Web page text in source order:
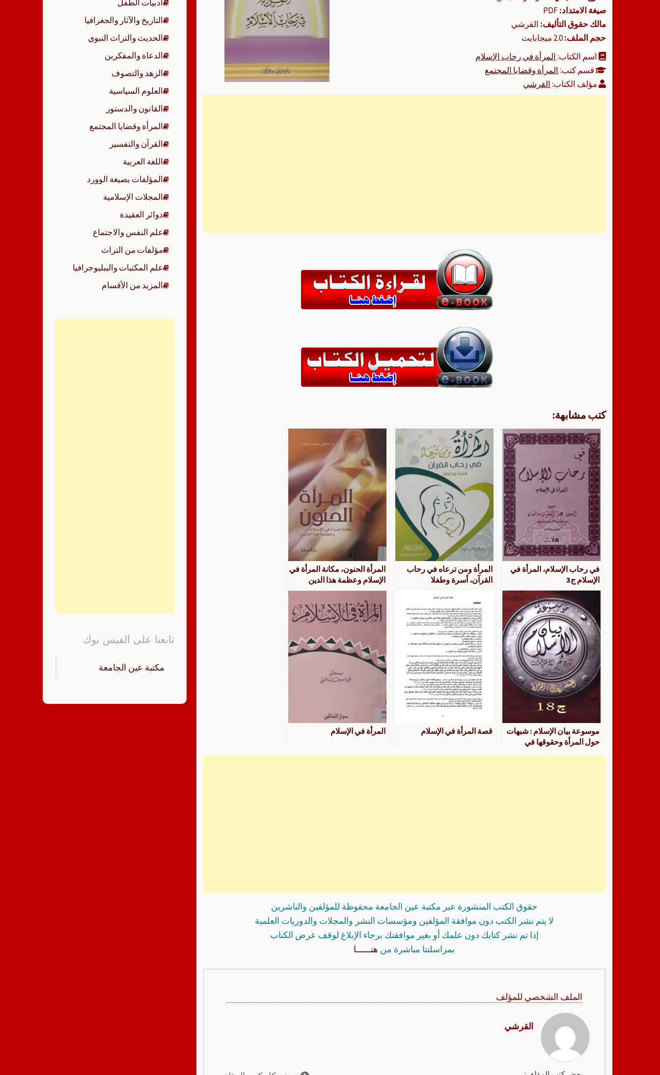
صيغة الامتداد:
مالك حقوق التأليف: القرشي
حجم الملف:2.0 ميجابايت
اسم الكتاب:المرأة في رحاب الإسلام
قسم كتب:المرأة وقضايا المجتمع
مؤلف الكتاب:القرشي
كتب مشابهة:
في رحاب الإسلام، المرأة في
الإسلام ج3
المرأة ومن ترعاه في رحاب
القرآن، أسرة وطفلا
المرأة الحنون، مكانة المرأة في
الإسلام وعظمة هذا الدين
موسوعة بيان الإسلام : شبهات
حول المرأة وحقوقها في
قصة المرأة في الإسلام المرأة في الإسلام
حقوق الكتب المنشورة عبر مكتبة عين الجامعة محفوظة للمؤلفين والناشرين
لا يتم نشر الكتب دون موافقة المؤلفين ومؤسسات النشر والمجلات والدوريات العلمية
إذا تم نشر كتابك دون علمك أو بغير موافقتك برجاء الإبلاغ لوقف عرض الكتاب
بمراسلتنا مباشرة من هنــــــا
الملف الشخصي للمؤلف
القرشي
أدبيات الطفل
التاريخ والآثار والجغرافيا
الحديث والتراث النبوي
الدعاة والمفكرين
الزهد والتصوف
العلوم السياسية
القانون والدستور
المرأة وقضايا المجتمع
القرآن والتفسير
اللغة العربية
المؤلفات بصيغة الوورد
المجلات الإسلامية
دوائر العقيدة
علم النفس والاجتماع
مؤلفات من التراث
علم المكتبات والببليوجرافيا
المزيد من الأقسام
تابعنا على الفيس بوك
‏مكتبة عين الجامعة‏